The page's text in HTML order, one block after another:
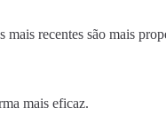
recentes são mais
mais eficaz.